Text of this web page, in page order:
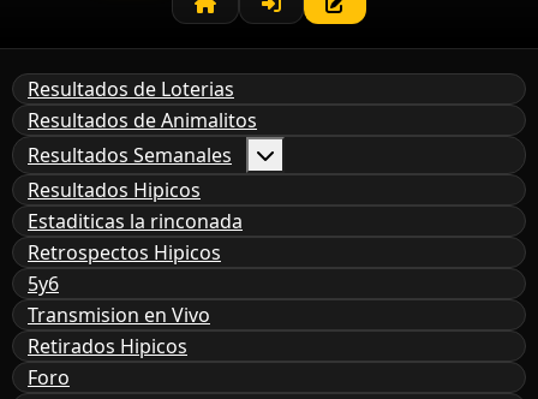
Resultados de Loterias
Resultados de Animalitos
Resultados Semanales
Resultados Hipicos
Estaditicas la rinconada
Retrospectos Hipicos
5y6
Transmision en Vivo
Retirados Hipicos
Foro